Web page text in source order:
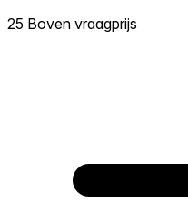
25 Boven vraagprijs